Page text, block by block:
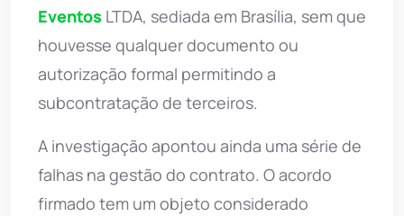
Eventos LTDA, sediada em Brasília, sem que
houvesse qualquer documento ou
autorização formal permitindo a
subcontratação de terceiros.
A investigação apontou ainda uma série de
falhas na gestão do contrato. O acordo
firmado tem um objeto considerado